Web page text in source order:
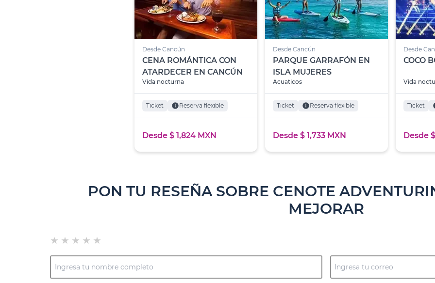
Desde Cancún
CENA ROMÁNTICA CON
ATARDECER EN CANCÚN
Vida nocturna
Ticket infoReserva flexible
Desde $ 1,824 MXN
Desde Cancún
PARQUE GARRAFÓN EN
ISLA MUJERES
Acuaticos
Ticket infoReserva flexible
Desde $ 1,733 MXN
Desde
COCO
Vida
Ticket
Desde
PON TU RESEÑA SOBRE CENOTE
MEJORAR
★ ★ ★ ★ ★